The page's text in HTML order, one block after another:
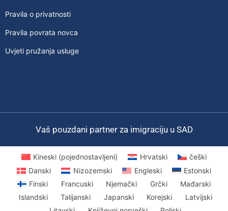
Pravila o privatnosti
Pravila povrata novca
Uvjeti pružanja usluge
Vaš pouzdani partner za imigraciju u SAD
Kineski (pojednostavljeni) Hrvatski
češki
Danski
Nizozemski Engleski
Estonski
Finski
Francuski Njemački Grčki
Mađarski
Islandski
Talijanski Japanski Korejski
Latvijski